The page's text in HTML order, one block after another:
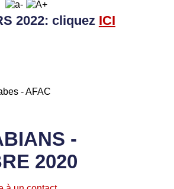
2022: cliquez ICI
-AFAC
-
2020